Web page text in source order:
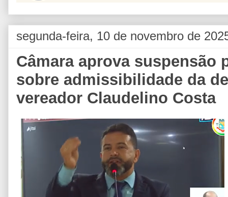
segunda-feira, 10 de novembro de
Câmara aprova suspensão
sobre admissibilidade da
vereador Claudelino Costa